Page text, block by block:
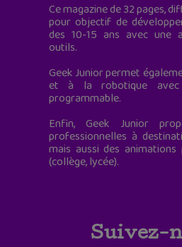
Ce magazine de 32 pages,
pour objectif de
des 10-15 ans avec une
outils.
Geek Junior permet
et à la robotique
programmable.
Enfin, Geek Junior
professionnelles à
mais aussi des
(collège, lycée).
Suivez-